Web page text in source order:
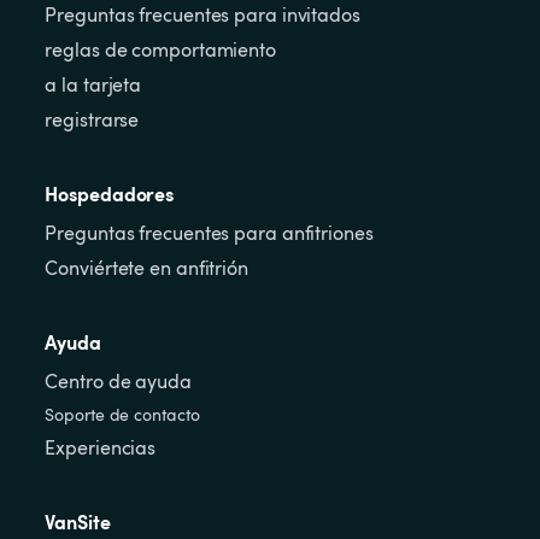
Preguntas frecuentes para invitados
reglas de comportamiento
a la tarjeta
registrarse
Hospedadores
Preguntas frecuentes para anfitriones
Conviértete en anfitrión
Ayuda
Centro de ayuda
Soporte de contacto
Experiencias
VanSite